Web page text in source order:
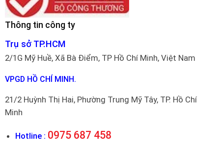
Thông tin công ty
Trụ sở TP.HCM
2/1G Mỹ Huề, Xã Bà Điểm, TP Hồ Chí Minh, Việt Nam
VPGD HỒ CHÍ MINH.
21/2 Huỳnh Thị Hai, Phường Trung Mỹ Tây, TP. Hồ Chí
Minh
Hotline : 0975 687 458